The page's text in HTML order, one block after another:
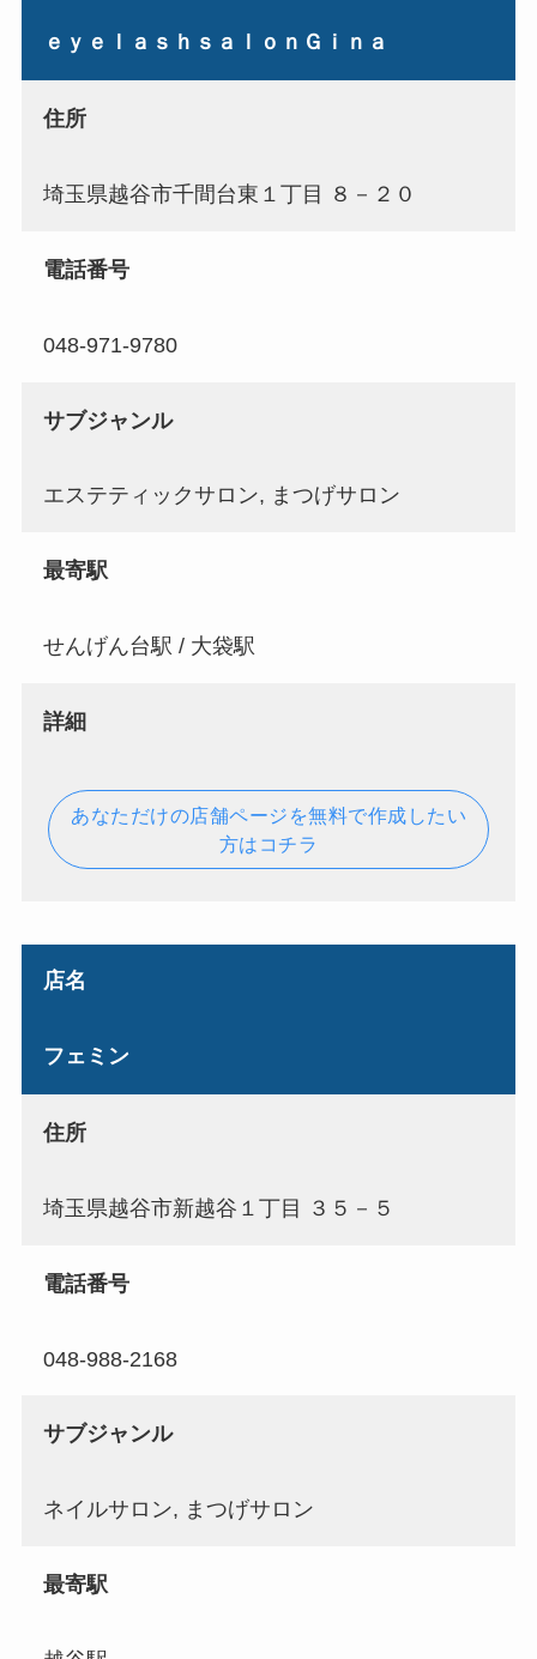
ｅｙｅｌａｓｈｓａｌｏｎＧｉｎａ
住所
埼玉県越谷市千間台東１丁目 ８－２０
電話番号
048-971-9780
サブジャンル
エステティックサロン, まつげサロン
最寄駅
せんげん台駅 / 大袋駅
詳細
あなただけの店舗ページを無料で作成したい
方はコチラ
店名
フェミン
住所
埼玉県越谷市新越谷１丁目 ３５－５
電話番号
048-988-2168
サブジャンル
ネイルサロン, まつげサロン
最寄駅